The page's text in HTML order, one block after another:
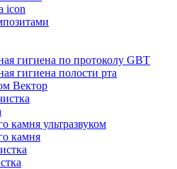
icon
гигиена по протоколу GBT
гигиена полости рта
Вектор
камня ультразвуком
камня